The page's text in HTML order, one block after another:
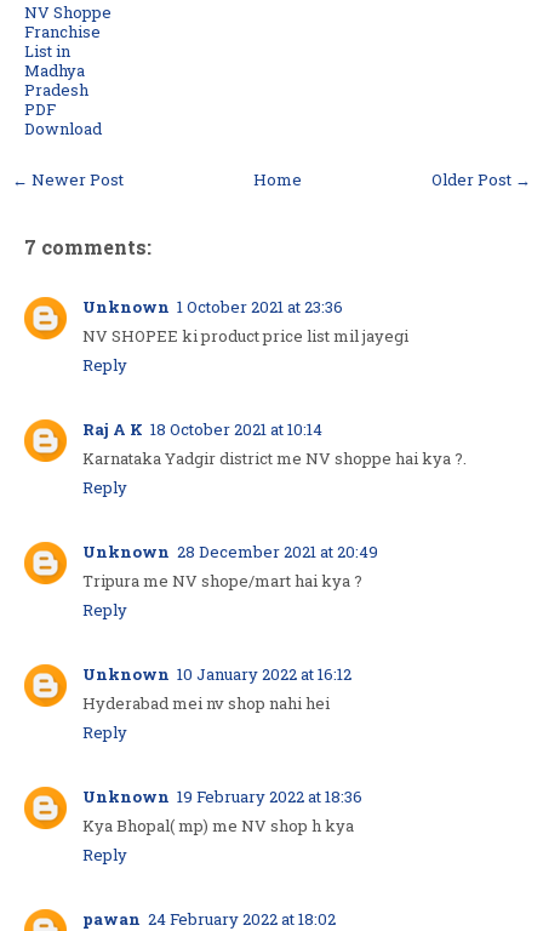
NV Shoppe
Franchise
List in
Madhya
Pradesh
PDF
Download
← Newer Post Older Post →
Home
7 comments:
Unknown 1 October 2021 at 23:36
NV SHOPEE ki product price list mil jayegi
Reply
Raj A K 18 October 2021 at 10:14
Karnataka Yadgir district me NV shoppe hai kya ?.
Reply
Unknown 28 December 2021 at 20:49
Tripura me NV shope/mart hai kya ?
Reply
Unknown 10 January 2022 at 16:12
Hyderabad mei nv shop nahi hei
Reply
Unknown 19 February 2022 at 18:36
Kya Bhopal( mp) me NV shop h kya
Reply
pawan 24 February 2022 at 18:02